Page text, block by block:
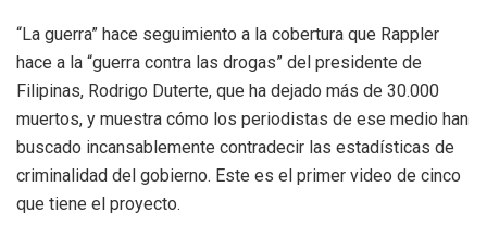
“La guerra” hace seguimiento a la cobertura que Rappler
hace a la “guerra contra las drogas” del presidente de
Filipinas, Rodrigo Duterte, que ha dejado más de 30.000
muertos, y muestra cómo los periodistas de ese medio han
buscado incansablemente contradecir las estadísticas de
criminalidad del gobierno. Este es el primer video de cinco
que tiene el proyecto.